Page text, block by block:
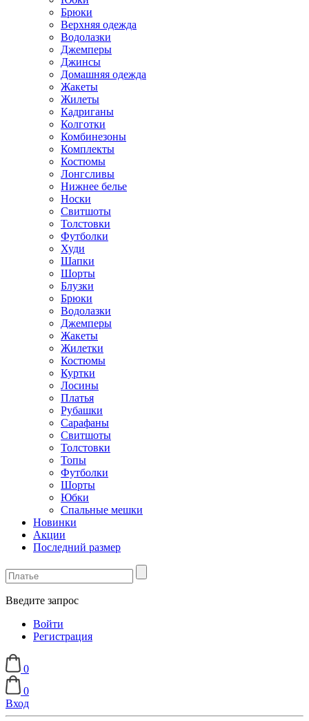
Брюки
Верхняя одежда
Водолазки
Джемперы
Джинсы
Домашняя одежда
Жакеты
Жилеты
Кадриганы
Колготки
Комбинезоны
Комплекты
Костюмы
Лонгсливы
Нижнее белье
Носки
Свитшоты
Толстовки
Футболки
Худи
Шапки
Шорты
Блузки
Брюки
Водолазки
Джемперы
Жакеты
Жилетки
Костюмы
Куртки
Лосины
Платья
Рубашки
Сарафаны
Свитшоты
Толстовки
Топы
Футболки
Шорты
Юбки
Спальные мешки
Новинки
Акции
Последний размер
Введите запрос
Войти
Регистрация
0
0
Вход